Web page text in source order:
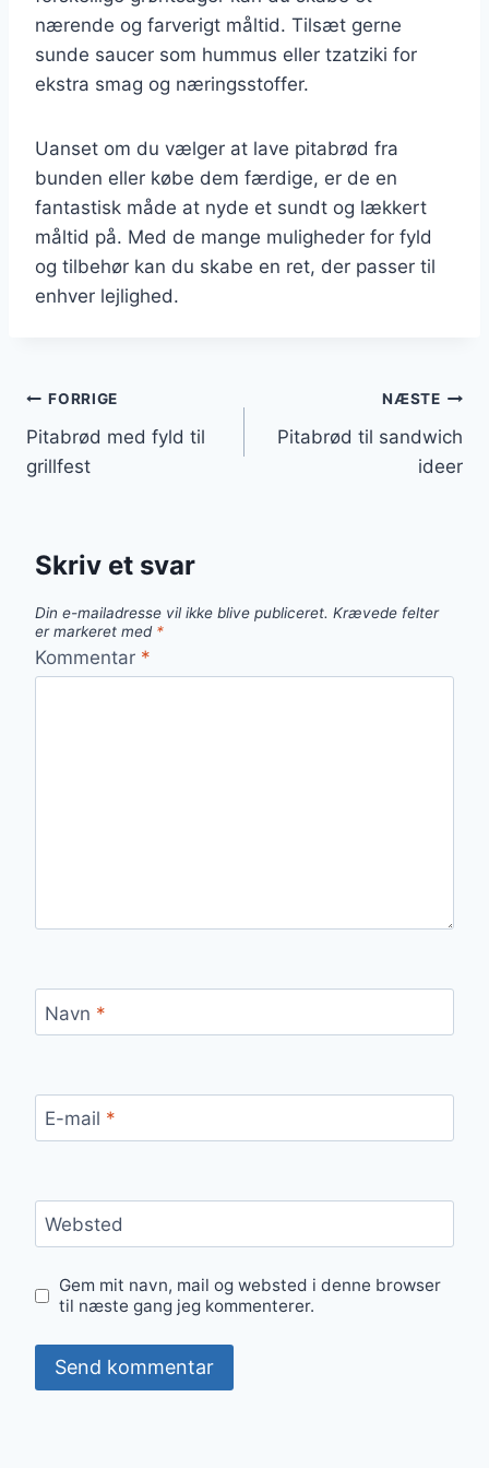
nærende og farverigt måltid. Tilsæt gerne
sunde saucer som hummus eller tzatziki for
ekstra smag og næringsstoffer.
Uanset om du vælger at lave pitabrød fra
bunden eller købe dem færdige, er de en
fantastisk måde at nyde et sundt og lækkert
måltid på. Med de mange muligheder for fyld
og tilbehør kan du skabe en ret, der passer til
enhver lejlighed.
Indlægsnavigation
FORRIGE
Pitabrød med fyld til
grillfest
NÆSTE
Pitabrød til sandwich
ideer
Skriv et svar
Din e-mailadresse vil ikke blive publiceret. Krævede felter
er markeret med *
Kommentar *
Navn *
E-mail *
Websted
Gem mit navn, mail og websted i denne browser
til næste gang jeg kommenterer.